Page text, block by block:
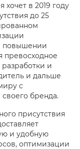
хочет в 2019 году
до 25
повышении
превосходное
и
и дальше
с
бренда.
присутствия
и удобную
оптимизации